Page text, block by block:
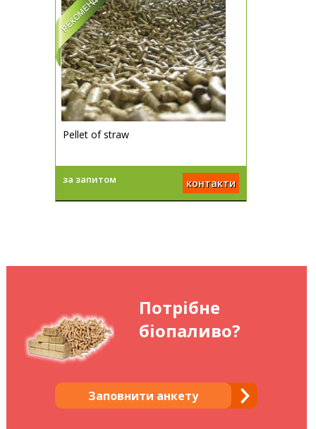
Pellet of straw
за запитом контакти
Потрібне
біопаливо?
Заповнити анкету